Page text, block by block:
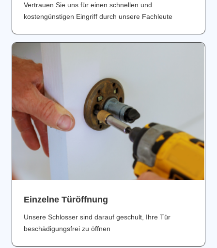
Vertrauen Sie uns für einen schnellen und
kostengünstigen Eingriff durch unsere Fachleute
Einzelne Türöffnung
Unsere Schlosser sind darauf geschult, Ihre Tür
beschädigungsfrei zu öffnen